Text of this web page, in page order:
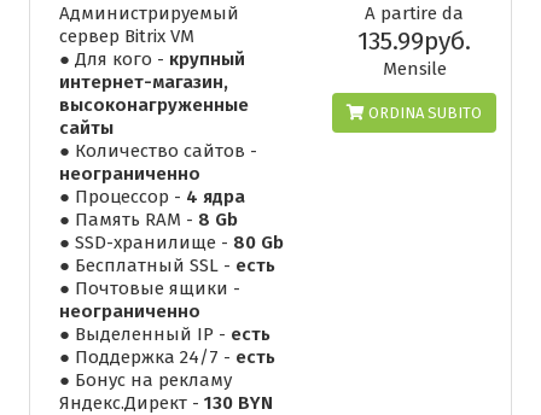
Администрируемый
сервер Bitrix VM
● Для кого - крупный
интернет-магазин,
высоконагруженные
сайты
● Количество сайтов -
неограниченно
● Процессор - 4 ядра
● Память RAM - 8 Gb
● SSD-хранилище - 80 Gb
● Бесплатный SSL - есть
● Почтовые ящики -
неограниченно
● Выделенный IP - есть
● Поддержка 24/7 - есть
● Бонус на рекламу
Яндекс.Директ - 130 BYN
A partire da
135.99руб.
Mensile
ORDINA SUBITO